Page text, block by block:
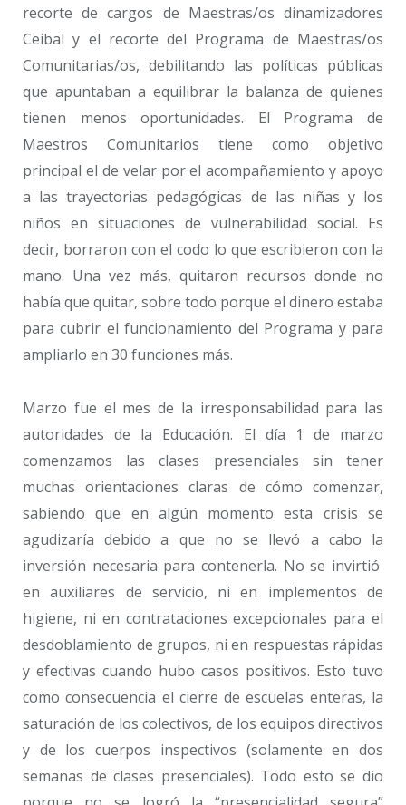
recorte de cargos de Maestras/os dinamizadores
Ceibal y el recorte del Programa de Maestras/os
Comunitarias/os, debilitando las políticas públicas
que apuntaban a equilibrar la balanza de quienes
tienen menos oportunidades. El Programa de
Maestros Comunitarios tiene como objetivo
principal el de velar por el acompañamiento y apoyo
a las trayectorias pedagógicas de las niñas y los
niños en situaciones de vulnerabilidad social. Es
decir, borraron con el codo lo que escribieron con la
mano. Una vez más, quitaron recursos donde no
había que quitar, sobre todo porque el dinero estaba
para cubrir el funcionamiento del Programa y para
ampliarlo en 30 funciones más.
Marzo fue el mes de la irresponsabilidad para las
autoridades de la Educación. El día 1 de marzo
comenzamos las clases presenciales sin tener
muchas orientaciones claras de cómo comenzar,
sabiendo que en algún momento esta crisis se
agudizaría debido a que no se llevó a cabo la
inversión necesaria para contenerla. No se invirtió
en auxiliares de servicio, ni en implementos de
higiene, ni en contrataciones excepcionales para el
desdoblamiento de grupos, ni en respuestas rápidas
y efectivas cuando hubo casos positivos. Esto tuvo
como consecuencia el cierre de escuelas enteras, la
saturación de los colectivos, de los equipos directivos
y de los cuerpos inspectivos (solamente en dos
semanas de clases presenciales). Todo esto se dio